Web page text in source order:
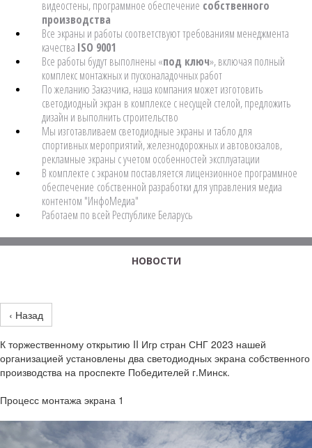
видеостены, программное обеспечение собственного
производства
Все экраны и работы соответствуют требованиям менеджмента
качества ISO 9001
Все работы будут выполнены «под ключ», включая полный
комплекс монтажных и пусконаладочных работ
По желанию Заказчика, наша компания может изготовить
светодиодный экран в комплексе с несущей стелой, предложить
дизайн и выполнить строительство
Мы изготавливаем светодиодные экраны и табло для
спортивных мероприятий, железнодорожных и автовокзалов,
рекламные экраны с учетом особенностей эксплуатации
В комплекте с экраном поставляется лицензионное программное
обеспечение собственной разработки для управления медиа
контентом "ИнфоМедиа"
Работаем по всей Республике Беларусь
НОВОСТИ
‹ Назад
К торжественному открытию II Игр стран СНГ 2023 нашей
организацией установлены два светодиодных экрана собственного
производства на проспекте Победителей г.Минск.
Процесс монтажа экрана 1